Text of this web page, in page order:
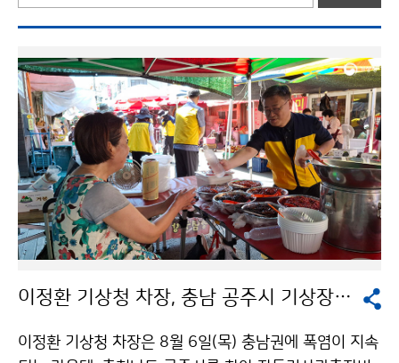
이정환 기상청 차장, 충남 공주시 기상장비 점검 및 폭염 피해 예방 활동 실시
이정환 기상청 차장은 8월 6일(목) 충남권에 폭염이 지속